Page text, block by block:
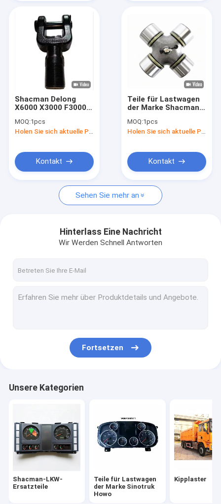
Produkte
Über uns
Werksbesichtigung
Bitte um ein Angebot
Shacman-LKW-Ersatzteile
Kipplaster
Traktor-LKW
Teile für Kraftfahrzeuggetriebe
FOTON-LKW-Ersatzteile
Shacman Delong
X6000 X3000 F3000
DZ95189840010
Schwerlastwagen
MOQ:1pcs
Kontakt
Teile für Lastwagen
der Marke Shacman
707-00A
Universalverbindung
F2000/X3000/M3000
MOQ:1pcs
Kontakt
Sehen Sie mehr an
Hinterlass Eine Nachricht
Wir Werden Schnell Antworten
Fortsetzen
Unsere Kategorien
Shacman-LKW-
Ersatzteile
Teile für Lastwagen
der Marke Sinotruk
Howo
Kipplaster